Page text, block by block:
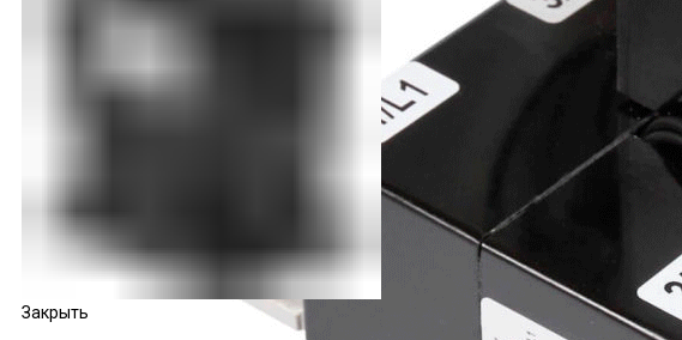
Закрыть